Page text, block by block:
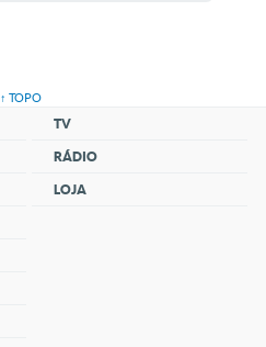
↑ TOPO
TV
RÁDIO
LOJA